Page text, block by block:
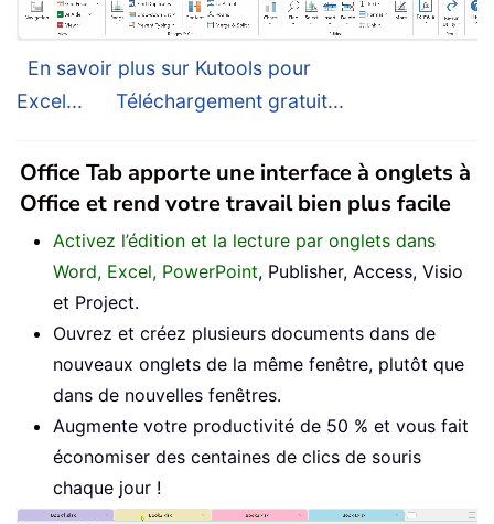
En savoir plus sur Kutools pour
Excel...
Téléchargement gratuit...
Office Tab apporte une interface à onglets à
Office et rend votre travail bien plus facile
Activez l’édition et la lecture par onglets dans
Word, Excel, PowerPoint, Publisher, Access, Visio
et Project.
Ouvrez et créez plusieurs documents dans de
nouveaux onglets de la même fenêtre, plutôt que
dans de nouvelles fenêtres.
Augmente votre productivité de 50 % et vous fait
économiser des centaines de clics de souris
chaque jour !